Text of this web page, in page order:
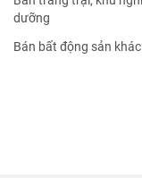
dưỡng
Bán bất động sản khác